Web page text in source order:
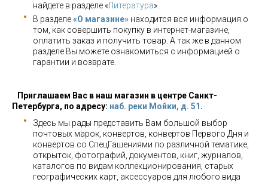
найдете в разделе «Литература».
В разделе«О магазине» находится вся информация о
том, как совершить покупку в интернет-магазине,
оплатить заказ и получить товар. А так же в данном
разделе Вы можете ознакомиться с информацией о
гарантии и возврате.
Приглашаем Вас в наш магазин в центре Санкт-
Петербурга, по адресу: наб. реки Мойки, д. 51 .
Здесь мы рады представить Вам большой выбор
почтовых марок, конвертов, конвертов Первого Дня и
конвертов со СпецГашениями по различной тематике,
открыток, фотографий, документов, книг, журналов,
каталогов по видам коллекционирования, старых
географических карт, аксессуаров для любого вида